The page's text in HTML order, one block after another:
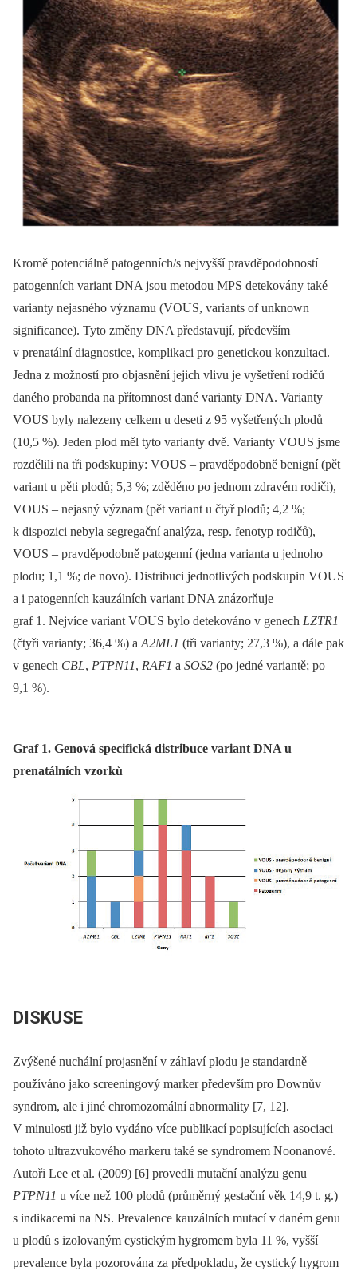
Kromě potenciálně patogenních/s nejvyšší pravděpodobností
patogenních variant DNA jsou metodou MPS detekovány také
varianty nejasného významu (VOUS, variants of unknown
significance). Tyto změny DNA představují, především
v prenatální diagnostice, komplikaci pro genetickou konzultaci.
Jedna z možností pro objasnění jejich vlivu je vyšetření rodičů
daného probanda na přítomnost dané varianty DNA. Varianty
VOUS byly nalezeny celkem u deseti z 95 vyšetřených plodů
(10,5 %). Jeden plod měl tyto varianty dvě. Varianty VOUS jsme
rozdělili na tři podskupiny: VOUS –⁠ pravděpodobně benigní (pět
variant u pěti plodů; 5,3 %; zděděno po jednom zdravém rodiči),
VOUS –⁠ nejasný význam (pět variant u čtyř plodů; 4,2 %;
k dispozici nebyla segregační analýza, resp. fenotyp rodičů),
VOUS –⁠ pravděpodobně patogenní (jedna varianta u jednoho
plodu; 1,1 %; de novo). Distribuci jednotlivých podskupin VOUS
a i patogenních kauzálních variant DNA znázorňuje
graf 1. Nejvíce variant VOUS bylo detekováno v genech LZTR1
(čtyři varianty; 36,4 %) aA2ML1 (tři varianty; 27,3 %), a dále pak
v genech CBL, PTPN11, RAF1 a SOS2 (po jedné variantě; po
9,1 %).
Graf 1. Genová specifická distribuce variant DNA u
prenatálních vzorků
DISKUSE
Zvýšené nuchální projasnění v záhlaví plodu je standardně
používáno jako screeningový marker především pro Downův
syndrom, ale i jiné chromozomální abnormality [7, 12].
V minulosti již bylo vydáno více publikací popisujících asociaci
tohoto ultrazvukového markeru také se syndromem Noonanové.
Autoři Lee et al. (2009) [6] provedli mutační analýzu genu
PTPN11 u více než 100 plodů (průměrný gestační věk 14,9 t. g.)
s indikacemi na NS. Prevalence kauzálních mutací v daném genu
u plodů s izolovaným cystickým hygromem byla 11 %, vyšší
prevalence byla pozorována za předpokladu, že cystický hygrom